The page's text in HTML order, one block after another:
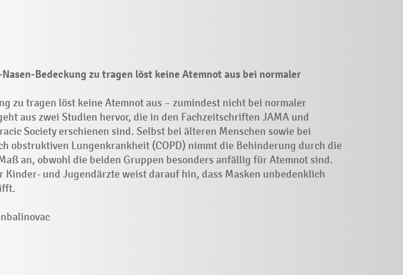
Bedeckung zu tragen löst keine Atemnot aus bei normaler
zu tragen löst keine Atemnot aus – zumindest nicht bei normaler
aus zwei Studien hervor, die in den Fachzeitschriften JAMA und
Society erschienen sind. Selbst bei älteren Menschen sowie bei
obstruktiven Lungenkrankheit (COPD) nimmt die Behinderung durch die
an, obwohl die beiden Gruppen besonders anfällig für Atemnot sind.
Kinder- und Jugendärzte weist darauf hin, dass Masken unbedenklich